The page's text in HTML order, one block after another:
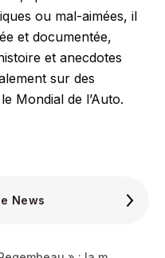
ou mal-aimées, il
et documentée,
et anecdotes
sur des
Mondial de l’Auto.
News